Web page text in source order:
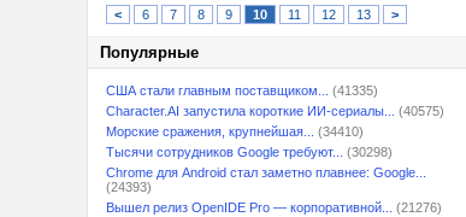
< 6 7 8 9 10 11 12 13 >
Популярные
США стали главным поставщиком...
(41335)
Character.AI запустила короткие ИИ-сериалы...
(40575)
Морские сражения, крупнейшая...
(34410)
Тысячи сотрудников Google требуют...
(30298)
Chrome для Android стал заметно плавнее: Google...
(24393)
Вышел релиз OpenIDE Pro — корпоративной...
(21276)